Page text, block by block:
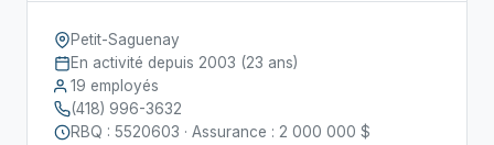
Petit-Saguenay
En activité depuis 2003 (23 ans)
19 employés
(418) 996-3632
RBQ : 5520603 · Assurance : 2 000 000 $